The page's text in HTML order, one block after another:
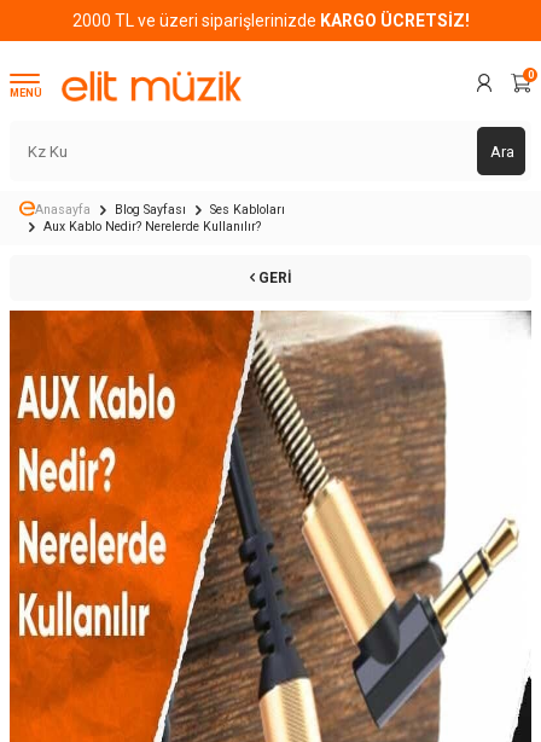
2000 TL ve üzeri siparişlerinizde KARGO ÜCRETSİZ!
MENÜ
Ara
0
Anasayfa Blog Sayfası
Ses Kabloları
Aux Kablo Nedir? Nerelerde Kullanılır?
GERI